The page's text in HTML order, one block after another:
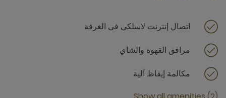
اتصال إنترنت لاسلكي في الغرفة
مرافق القهوة والشاي
مكالمة إيقاظ آلية